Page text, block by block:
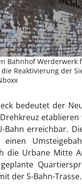
Bahnhof Werderwerk
Reaktivierung der
bedeutet der
erreichbar.
die Urbane Mitte
der S-Bahn-Trasse.